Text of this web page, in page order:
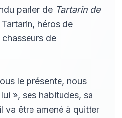
messieurs, ...
...
Embarque! embarque!
<b>CHEZ LES TEURS</b> <br>II : 01 - La traversée. ...</br>
parler de Tartarin de
héros de
de
le présente, nous
», ses habitudes, sa
va être amené à quitter